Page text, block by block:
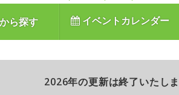
ら探す イベントカレンダー
2026年の更新は終了いたし